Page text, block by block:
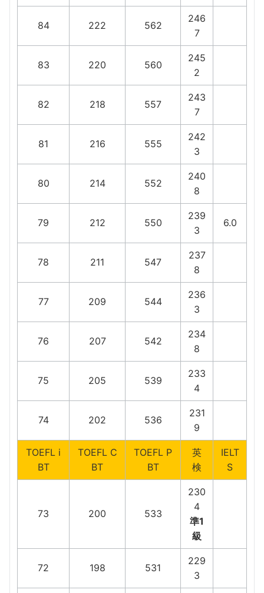
84 222 562
246
7
83 220 560
245
2
82 218 557
243
7
81 216 555
242
3
80 214 552
240
8
79 212 550
239
3
6.0
78 211 547
237
8
77 209 544
236
3
76 207 542
234
8
75 205 539
233
4
74 202 536
231
9
TOEFL i
BT
TOEFL C
BT
TOEFL P
BT
英
検
IELT
S
73 200 533
230
4
準1
級
72 198 531
229
3